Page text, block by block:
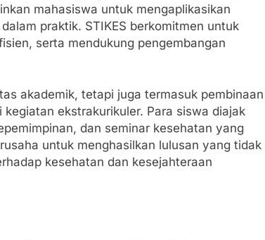
mahasiswa untuk mengaplikasikan
praktik. STIKES berkomitmen untuk
serta mendukung pengembangan
akademik, tetapi juga termasuk pembinaan
ekstrakurikuler. Para siswa diajak
dan seminar kesehatan yang
untuk menghasilkan lulusan yang tidak
kesehatan dan kesejahteraan